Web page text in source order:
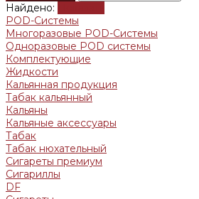
Найдено:
POD-Системы
Многоразовые POD-Системы
Одноразовые POD системы
Комплектующие
Жидкости
Кальянная продукция
Табак кальянный
Кальяны
Кальяные аксессуары
Табак
Табак нюхательный
Сигареты премиум
Сигариллы
DF